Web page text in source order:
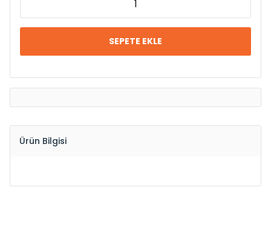
SEPETE EKLE
Ürün Bilgisi